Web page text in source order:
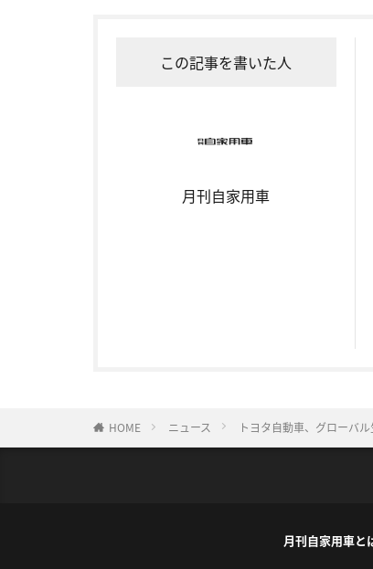
この記事を書いた人
月刊自家用車
HOME ニュース トヨタ自動車、グローバ
月刊自家用車と